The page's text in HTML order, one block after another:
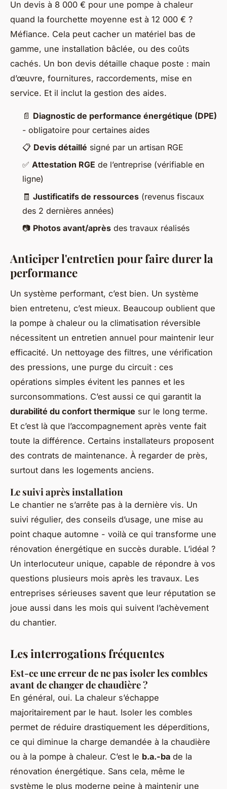
Un devis à 8 000 € pour une pompe à chaleur
quand la fourchette moyenne est à 12 000 € ?
Méfiance. Cela peut cacher un matériel bas de
gamme, une installation bâclée, ou des coûts
cachés. Un bon devis détaille chaque poste : main
d’œuvre, fournitures, raccordements, mise en
service. Et il inclut la gestion des aides.
📄 Diagnostic de performance énergétique (DPE)
- obligatoire pour certaines aides
📋 Devis détaillé signé par un artisan RGE
✅ Attestation RGE de l’entreprise (vérifiable en
ligne)
🧾 Justificatifs de ressources (revenus fiscaux
des 2 dernières années)
📷 Photos avant/après des travaux réalisés
Anticiper l'entretien pour faire durer la
performance
Un système performant, c’est bien. Un système
bien entretenu, c’est mieux. Beaucoup oublient que
la pompe à chaleur ou la climatisation réversible
nécessitent un entretien annuel pour maintenir leur
efficacité. Un nettoyage des filtres, une vérification
des pressions, une purge du circuit : ces
opérations simples évitent les pannes et les
surconsommations. C’est aussi ce qui garantit la
durabilité du confort thermique sur le long terme.
Et c’est là que l’accompagnement après vente fait
toute la différence. Certains installateurs proposent
des contrats de maintenance. À regarder de près,
surtout dans les logements anciens.
Le suivi après installation
Le chantier ne s’arrête pas à la dernière vis. Un
suivi régulier, des conseils d’usage, une mise au
point chaque automne - voilà ce qui transforme une
rénovation énergétique en succès durable. L’idéal ?
Un interlocuteur unique, capable de répondre à vos
questions plusieurs mois après les travaux. Les
entreprises sérieuses savent que leur réputation se
joue aussi dans les mois qui suivent l’achèvement
du chantier.
Les interrogations fréquentes
Est-ce une erreur de ne pas isoler les combles
avant de changer de chaudière ?
En général, oui. La chaleur s’échappe
majoritairement par le haut. Isoler les combles
permet de réduire drastiquement les déperditions,
ce qui diminue la charge demandée à la chaudière
ou à la pompe à chaleur. C’est le b.a.-ba de la
rénovation énergétique. Sans cela, même le
système le plus moderne peine à maintenir une